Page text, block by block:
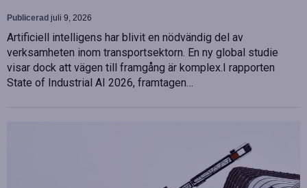
Publicerad juli 9, 2026
Artificiell intelligens har blivit en nödvändig del av
verksamheten inom transportsektorn. En ny global studie
visar dock att vägen till framgång är komplex.I rapporten
State of Industrial AI 2026, framtagen…